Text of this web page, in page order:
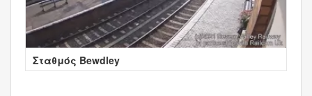
Σταθμός Bewdley